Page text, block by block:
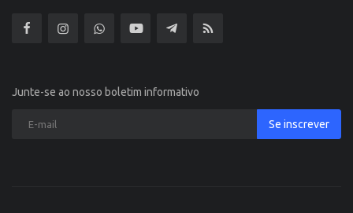
Junte-se ao nosso boletim informativo
Se inscrever